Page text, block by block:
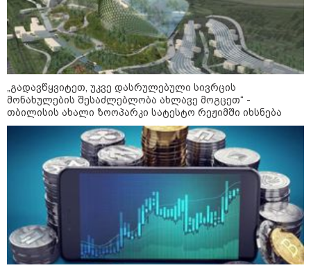
კონფლიქტები
„გადავწყვიტეთ, უკვე დასრულებული სივრცის
მონახულების შესაძლებლობა ახლავე მოგცეთ“ -
თბილისის ახალი ზოოპარკი სატესტო რეჟიმში იხსნება